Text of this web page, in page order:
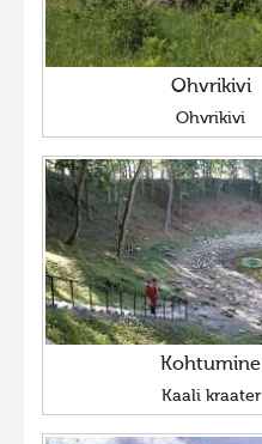
Ohvrikivi
Ohvrikivi
Kohtumine
Kaali kraater